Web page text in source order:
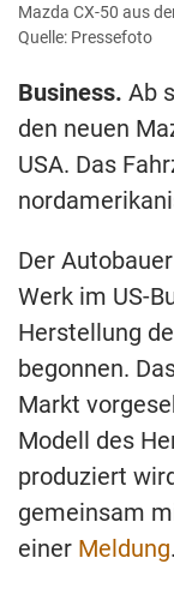
Mazda CX-50 aus
Quelle: Pressefoto
Business. Ab
den neuen
USA. Das
Der
Werk im US-
Herstellung
begonnen.
Markt
Modell des
produziert
gemeinsam
einer Meldung.